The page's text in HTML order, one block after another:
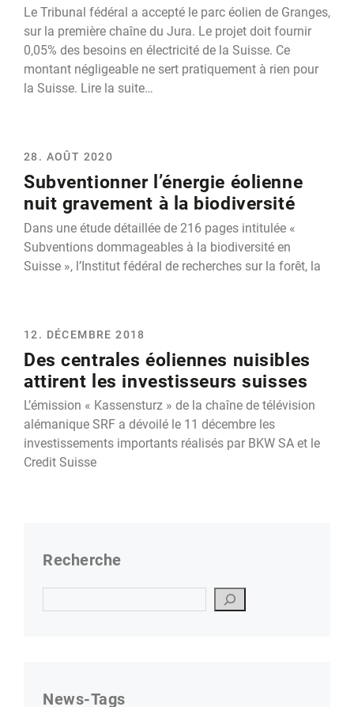
Le Tribunal fédéral a accepté le parc éolien de Granges,
sur la première chaîne du Jura. Le projet doit fournir
0,05% des besoins en électricité de la Suisse. Ce
montant négligeable ne sert pratiquement à rien pour
la Suisse. Lire la suite…
28. AOÛT 2020
Subventionner l’énergie éolienne
nuit gravement à la biodiversité
Dans une étude détaillée de 216 pages intitulée «
Subventions dommageables à la biodiversité en
Suisse », l’Institut fédéral de recherches sur la forêt, la
12. DÉCEMBRE 2018
Des centrales éoliennes nuisibles
attirent les investisseurs suisses
L’émission « Kassensturz » de la chaîne de télévision
alémanique SRF a dévoilé le 11 décembre les
investissements importants réalisés par BKW SA et le
Credit Suisse
Recherche
News-Tags